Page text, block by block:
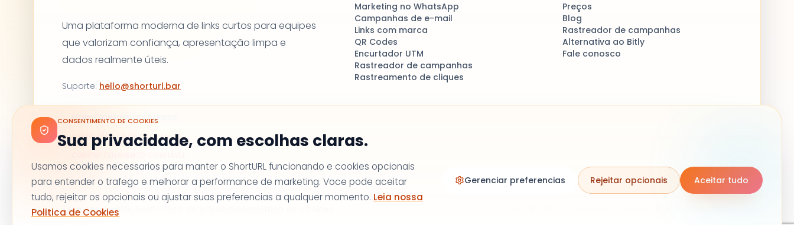
CONSENTIMENTO DE COOKIES
Sua privacidade, com escolhas claras.
Usamos cookies necessarios para manter o ShortURL funcionando e cookies opcionais
para entender o trafego e melhorar a performance de marketing. Voce pode aceitar
tudo, rejeitar os opcionais ou ajustar suas preferencias a qualquer momento. Leia nossa
Politica de Cookies
Gerenciar preferencias Rejeitar opcionais Aceitar tudo
Uma plataforma moderna de links curtos para equipes
que valorizam confiança, apresentação limpa e
dados realmente úteis.
Suporte: hello@shorturl.bar
REDIRECIONAMENTOS RÁPIDOS
RASTREAMENTO DE CAMPANHAS
Marketing no WhatsApp
Campanhas de e-mail
Links com marca
QR Codes
Encurtador UTM
Rastreador de campanhas
Rastreamento de cliques
Preços
Blog
Rastreador de campanhas
Alternativa ao Bitly
Fale conosco
Termos e condições